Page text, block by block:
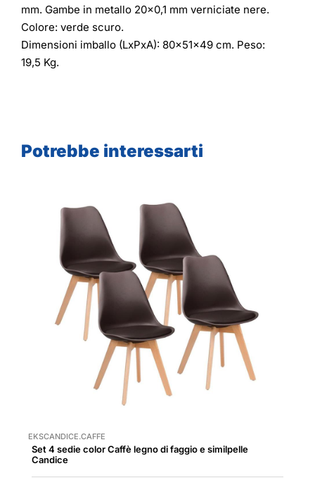
mm. Gambe in metallo 20x0,1 mm verniciate nere.
Colore: verde scuro.
Dimensioni imballo (LxPxA): 80x51x49 cm. Peso:
19,5 Kg.
Potrebbe interessarti
EKSCANDICE.CAFFE
Set 4 sedie color Caffè legno di faggio e similpelle
Candice